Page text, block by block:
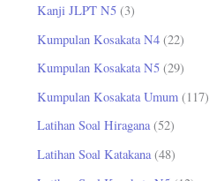
Kanji JLPT N5 (3)
Kumpulan Kosakata N4 (22)
Kumpulan Kosakata N5 (29)
Kumpulan Kosakata Umum (117)
Latihan Soal Hiragana(52)
Latihan Soal Katakana(48)